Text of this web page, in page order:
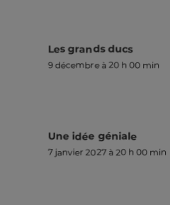
Les grands ducs
9 décembre à 20 h 00 min
Une idée géniale
7 janvier 2027 à 20 h 00 min